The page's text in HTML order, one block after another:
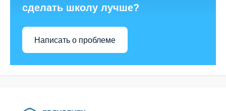
сделать школу лучше?
Написать о проблеме